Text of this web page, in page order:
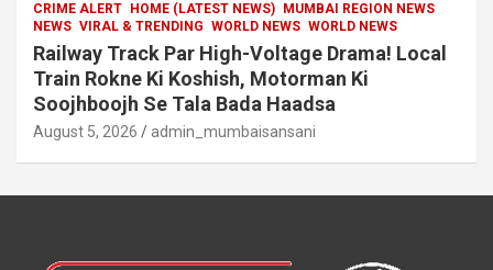
CRIME ALERT HOME (LATEST NEWS)
MUMBAI REGION NEWS
NEWS VIRAL & TRENDING WORLD NEWS WORLD NEWS
Railway Track Par High-Voltage Drama! Local
Train Rokne Ki Koshish, Motorman Ki
Soojhboojh Se Tala Bada Haadsa
August 5, 2026 admin_mumbaisansani